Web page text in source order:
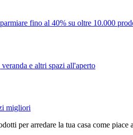
fino al 40% su oltre 10.000
e altri spazi all'aperto
migliori
per arredare la tua casa come piace